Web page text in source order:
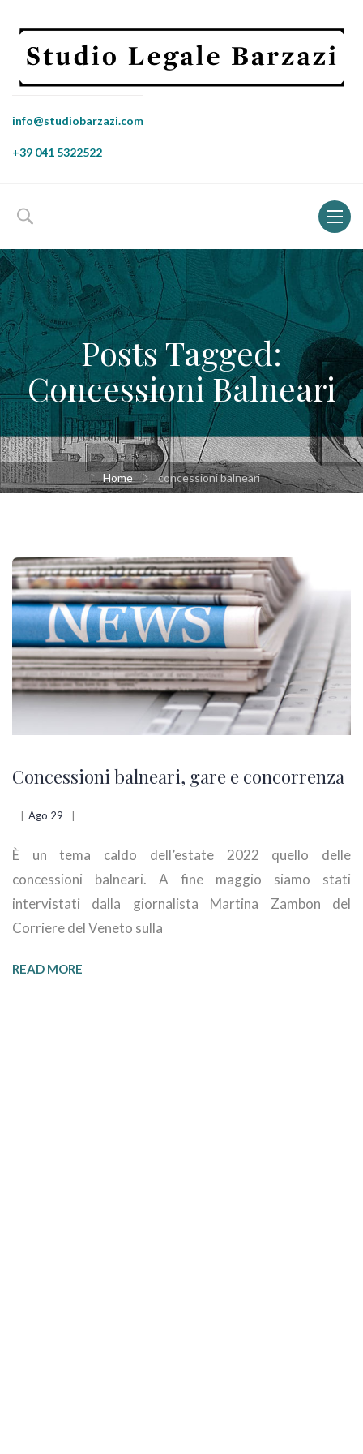
info@studiobarzazi.com
+39 041 5322522
Toggle
Posts Tagged:
Concessioni Balneari
Home concessioni balneari
Concessioni balneari, gare e concorrenza
Ago 29
È un tema caldo dell’estate 2022 quello delle
concessioni balneari. A fine maggio siamo stati
intervistati dalla giornalista Martina Zambon del
Corriere del Veneto sulla
READ MORE